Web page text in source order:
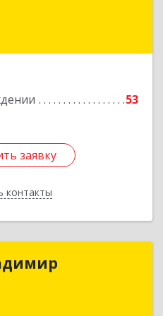
53
заявку
контакты
заявку
Владимир